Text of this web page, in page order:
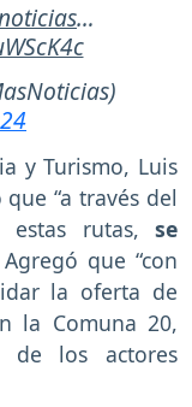
…
y Turismo, Luis
“a través del
rutas, se
Agregó que “con
la oferta de
la Comuna 20,
de los actores